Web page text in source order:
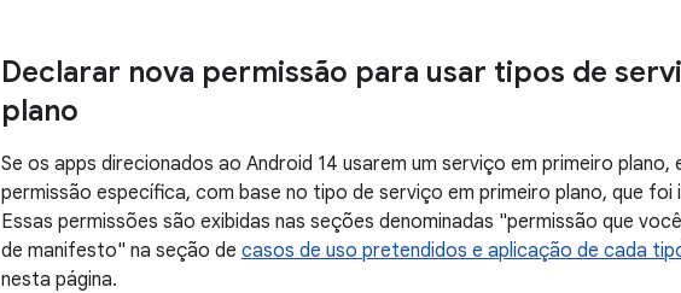
Declarar nova permissão para usar tipos de
plano
Se os apps direcionados ao Android 14 usarem um serviço em primeiro
permissão específica, com base no tipo de serviço em primeiro plano, que foi
Essas permissões são exibidas nas seções denominadas "permissão que
de manifesto" na seção de casos de uso pretendidos e aplicação de cada
nesta página.